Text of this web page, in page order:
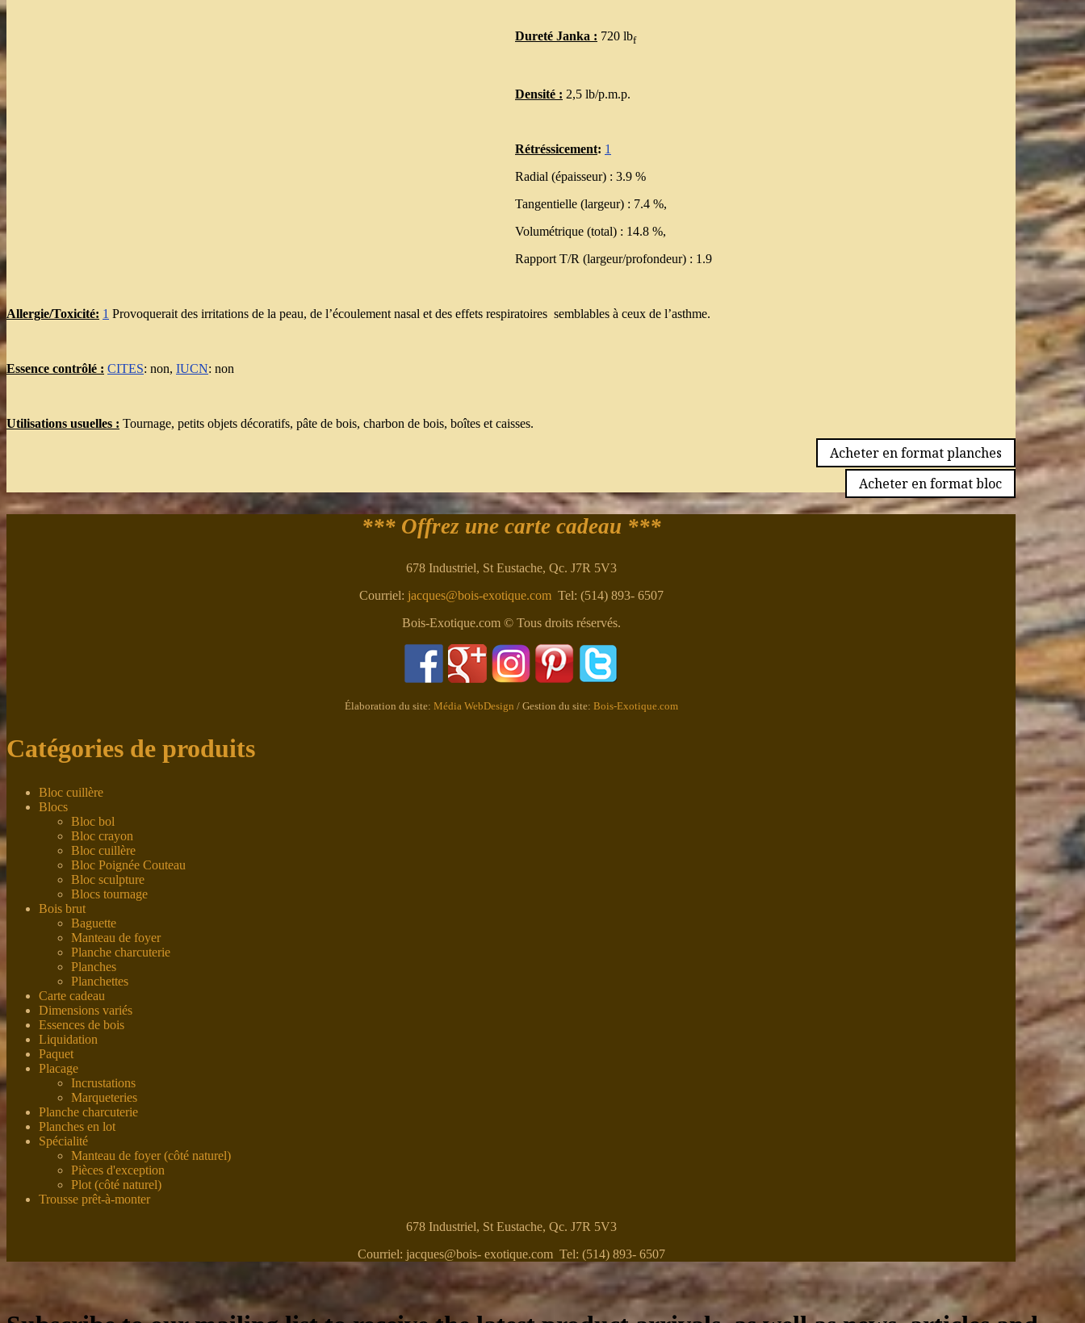
Dureté Janka : 720 lbf
Densité : 2,5 lb/p.m.p.
Rétréssicement: 1
Radial (épaisseur) : 3.9 %
Tangentielle (largeur) : 7.4 %,
Volumétrique (total) : 14.8 %,
Rapport T/R (largeur/profondeur) : 1.9
Allergie/Toxicité: 1 Provoquerait des irritations de la peau, de l’écoulement nasal et des effets respiratoires semblables à ceux de l’asthme.
Essence contrôlé : CITES: non, IUCN: non
Utilisations usuelles : Tournage, petits objets décoratifs, pâte de bois, charbon de bois, boîtes et caisses.
Acheter en format planches
Acheter en format bloc
*** Offrez une carte cadeau ***
678 Industriel, St Eustache, Qc. J7R 5V3
Courriel: jacques@bois-exotique.comTel: (514) 893- 6507
Bois-Exotique.com © Tous droits réservés.
Élaboration du site: Média WebDesign / Gestion du site: Bois-Exotique.com
Catégories de produits
Bloc cuillère
Blocs
Bloc bol
Bloc crayon
Bloc cuillère
Bloc Poignée Couteau
Bloc sculpture
Blocs tournage
Bois brut
Baguette
Manteau de foyer
Planche charcuterie
Planches
Planchettes
Carte cadeau
Dimensions variés
Essences de bois
Liquidation
Paquet
Placage
Incrustations
Marqueteries
Planche charcuterie
Planches en lot
Spécialité
Manteau de foyer (côté naturel)
Pièces d'exception
Plot (côté naturel)
Trousse prêt-à-monter
678 Industriel, St Eustache, Qc. J7R 5V3
Courriel: jacques@bois- exotique.com Tel: (514) 893- 6507